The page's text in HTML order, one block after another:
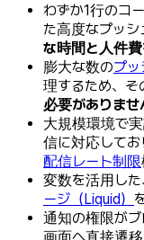
わずか1行のコ
た高度なプッシ
な時間と人件
膨大な数のプ
理するため、そ
必要がありませ
大規模環境で
信に対応してお
配信レート制限
変数を活用し
ージ（Liquid）
通知の権限が
画面へ直接遷移